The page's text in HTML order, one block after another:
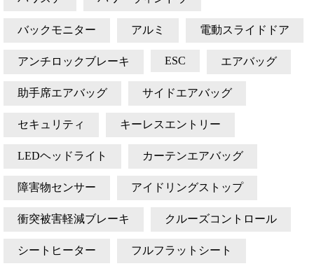
バックモニター アルミ 電動スライドドア
アンチロックブレーキ ESC エアバッグ
助手席エアバッグ サイドエアバッグ
セキュリティ キーレスエントリー
LEDヘッドライト カーテンエアバッグ
障害物センサー アイドリングストップ
衝突被害軽減ブレーキ クルーズコントロール
シートヒーター フルフラットシート